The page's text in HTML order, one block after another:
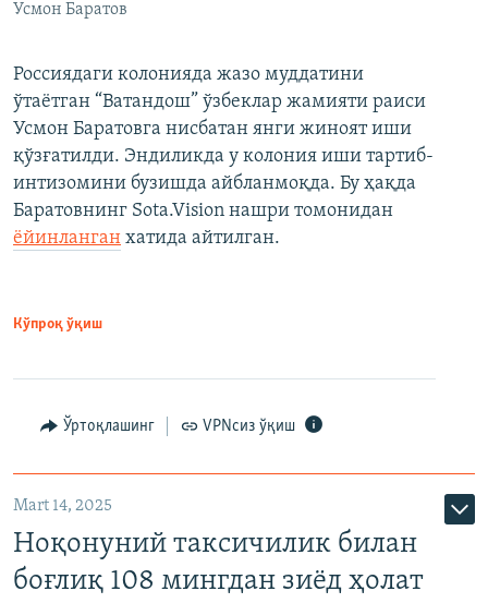
Усмон Баратов
Россиядаги колонияда жазо муддатини
ўтаётган “Ватандош” ўзбеклар жамияти раиси
Усмон Баратовга нисбатан янги жиноят иши
қўзғатилди. Эндиликда у колония иши тартиб-
интизомини бузишда айбланмоқда. Бу ҳақда
Баратовнинг Sota.Vision нашри томонидан
ёйинланган хатида айтилган.
Кўпроқ ўқиш
Ўртоқлашинг VPNсиз ўқиш
Mart 14, 2025
Ноқонуний таксичилик билан
боғлиқ 108 мингдан зиёд ҳолат